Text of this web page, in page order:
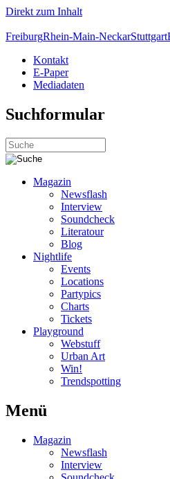
Direkt zum Inhalt
FreiburgRhein-Main-NeckarStuttgart
Kontakt
E-Paper
Mediadaten
Suchformular
Magazin
Newsflash
Interview
Soundcheck
Literatour
Blog
Nightlife
Events
Locations
Partypics
Charts
Tickets
Playground
Webstuff
Urban Art
Win!
Trendspotting
Menü
Magazin
Newsflash
Interview